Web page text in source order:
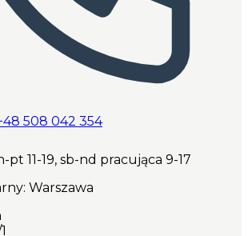
508 042 354
pt 11-19, sb-nd pracująca 9-17
Warszawa